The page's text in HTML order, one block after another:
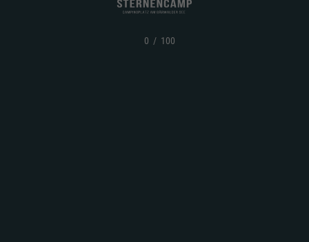
0 / 100